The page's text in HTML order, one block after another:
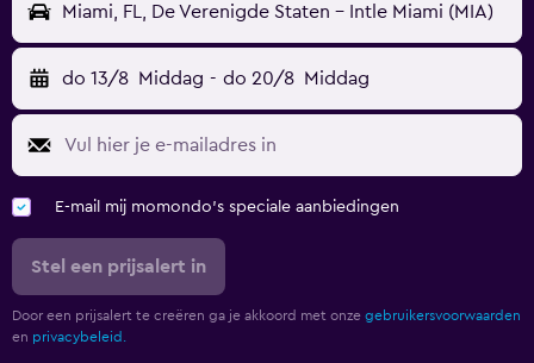
Miami, FL, De Verenigde Staten - Intle Miami (MIA)
do 13/8 Middag - do 20/8 Middag
E-mail mij momondo's speciale aanbiedingen
Stel een prijsalert in
Door een prijsalert te creëren ga je akkoord met onze gebruikersvoorwaarden
en privacybeleid.